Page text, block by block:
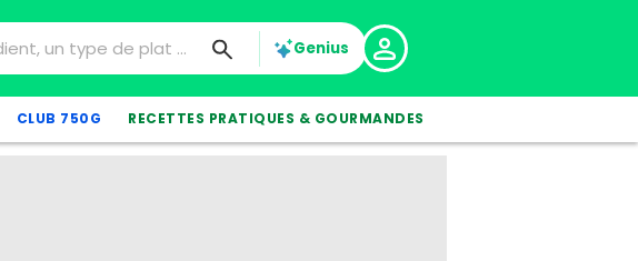
Genius
CLUB 750G RECETTES PRATIQUES & GOURMANDES